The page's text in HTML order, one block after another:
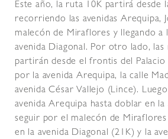
Este año, la ruta 10K partirá desde
recorriendo las avenidas Arequipa,
malecón de Miraflores y llegando a
avenida Diagonal. Por otro lado, las
partirán desde el frontis del Palacio
por la avenida Arequipa, la calle
avenida César Vallejo (Lince).
avenida Arequipa hasta doblar en la
seguir por el malecón de
en la avenida Diagonal (21K) y la